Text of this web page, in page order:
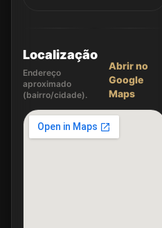
Localização
Endereço
aproximado
(bairro/cidade).
Abrir no
Google
Maps